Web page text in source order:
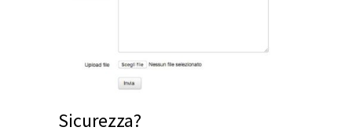
Sicurezza?